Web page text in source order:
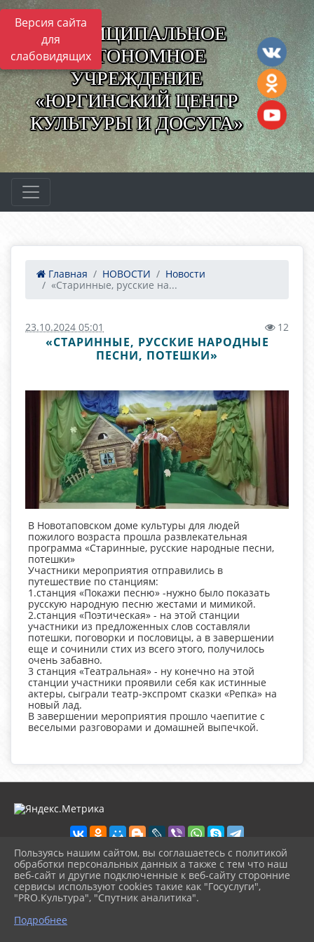
Версия сайта
для
слабовидящих
МУНИЦИПАЛЬНОЕ
АВТОНОМНОЕ
УЧРЕЖДЕНИЕ
«ЮРГИНСКИЙ ЦЕНТР
КУЛЬТУРЫ И ДОСУГА»
Главная НОВОСТИ
Новости
«Старинные, русские на...
23.10.2024 05:01 12
«СТАРИННЫЕ, РУССКИЕ НАРОДНЫЕ
ПЕСНИ, ПОТЕШКИ»
В Новотаповском доме культуры для людей
пожилого возраста прошла развлекательная
программа «Старинные, русские народные песни,
потешки»
Участники мероприятия отправились в
путешествие по станциям:
1.станция «Покажи песню» -нужно было показать
русскую народную песню жестами и мимикой.
2.станция «Поэтическая» - на этой станции
участники из предложенных слов составляли
потешки, поговорки и пословицы, а в завершении
еще и сочинили стих из всего этого, получилось
очень забавно.
3 станция «Театральная» - ну конечно на этой
станции участники проявили себя как истинные
актеры, сыграли театр-экспромт сказки «Репка» на
новый лад.
В завершении мероприятия прошло чаепитие с
веселыми разговорами и домашней выпечкой.
2026 г. ckd-urg.ru
Вход
Карта сайта
Политика обработки персональных данных
Пользуясь нашим сайтом, вы соглашаетесь с политикой
обработки персональных данных а также с тем что наш
веб-сайт и другие подключенные к веб-сайту сторонние
сервисы используют cookies такие как "Госуслуги",
"PRO.Культура", "Спутник аналитика".
Подробнее